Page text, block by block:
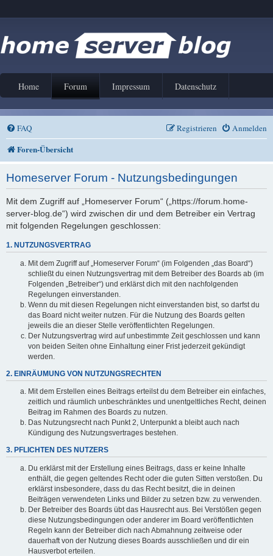
Home Forum Impressum Datenschutz
FAQ Anmelden
Registrieren
Foren-Übersicht
Homeserver Forum - Nutzungsbedingungen
Mit dem Zugriff auf „Homeserver Forum“ („https://forum.home-
server-blog.de“) wird zwischen dir und dem Betreiber ein Vertrag
mit folgenden Regelungen geschlossen:
1. NUTZUNGSVERTRAG
Mit dem Zugriff auf „Homeserver Forum“ (im Folgenden „das Board“)
schließt du einen Nutzungsvertrag mit dem Betreiber des Boards ab (im
Folgenden „Betreiber“) und erklärst dich mit den nachfolgenden
Regelungen einverstanden.
Wenn du mit diesen Regelungen nicht einverstanden bist, so darfst du
das Board nicht weiter nutzen. Für die Nutzung des Boards gelten
jeweils die an dieser Stelle veröffentlichten Regelungen.
Der Nutzungsvertrag wird auf unbestimmte Zeit geschlossen und kann
von beiden Seiten ohne Einhaltung einer Frist jederzeit gekündigt
werden.
2. EINRÄUMUNG VON NUTZUNGSRECHTEN
Mit dem Erstellen eines Beitrags erteilst du dem Betreiber ein einfaches,
zeitlich und räumlich unbeschränktes und unentgeltliches Recht, deinen
Beitrag im Rahmen des Boards zu nutzen.
Das Nutzungsrecht nach Punkt 2, Unterpunkt a bleibt auch nach
Kündigung des Nutzungsvertrages bestehen.
3. PFLICHTEN DES NUTZERS
Du erklärst mit der Erstellung eines Beitrags, dass er keine Inhalte
enthält, die gegen geltendes Recht oder die guten Sitten verstoßen. Du
erklärst insbesondere, dass du das Recht besitzt, die in deinen
Beiträgen verwendeten Links und Bilder zu setzen bzw. zu verwenden.
Der Betreiber des Boards übt das Hausrecht aus. Bei Verstößen gegen
diese Nutzungsbedingungen oder anderer im Board veröffentlichten
Regeln kann der Betreiber dich nach Abmahnung zeitweise oder
dauerhaft von der Nutzung dieses Boards ausschließen und dir ein
Hausverbot erteilen.